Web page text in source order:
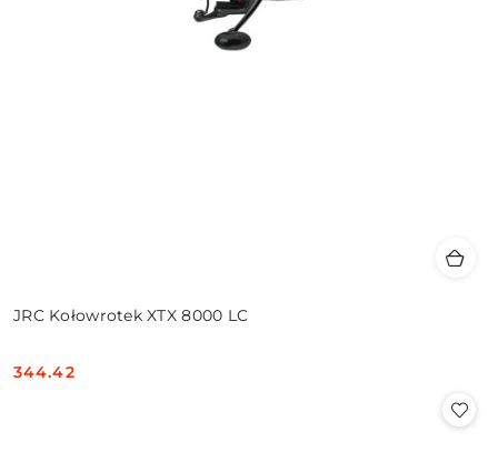
JRC Kołowrotek XTX 8000 LC
Cena:
344.42